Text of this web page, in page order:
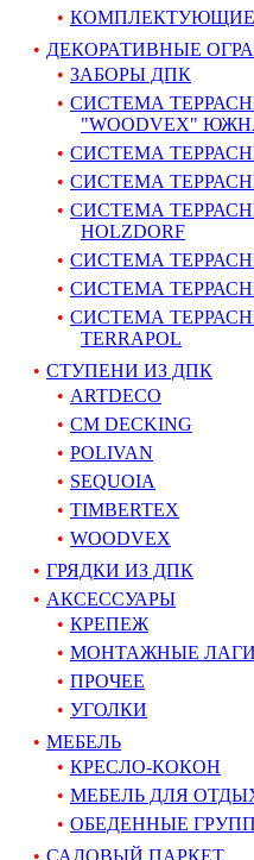
КОМПЛЕКТУЮЩИЕ
ДЕКОРАТИВНЫЕ
ЗАБОРЫ ДПК
СИСТЕМА
"WOODVEX"
СИСТЕМА
СИСТЕМА
СИСТЕМА
HOLZDORF
СИСТЕМА
СИСТЕМА
СИСТЕМА
TERRAPOL
СТУПЕНИ ИЗ ДПК
ARTDECO
CM DECKING
POLIVAN
SEQUOIA
TIMBERTEX
WOODVEX
ГРЯДКИ ИЗ ДПК
АКСЕССУАРЫ
КРЕПЕЖ
МОНТАЖНЫЕ ЛАГИ
ПРОЧЕЕ
УГОЛКИ
МЕБЕЛЬ
КРЕСЛО-КОКОН
МЕБЕЛЬ ДЛЯ
ОБЕДЕННЫЕ
САДОВЫЙ ПАРКЕТ